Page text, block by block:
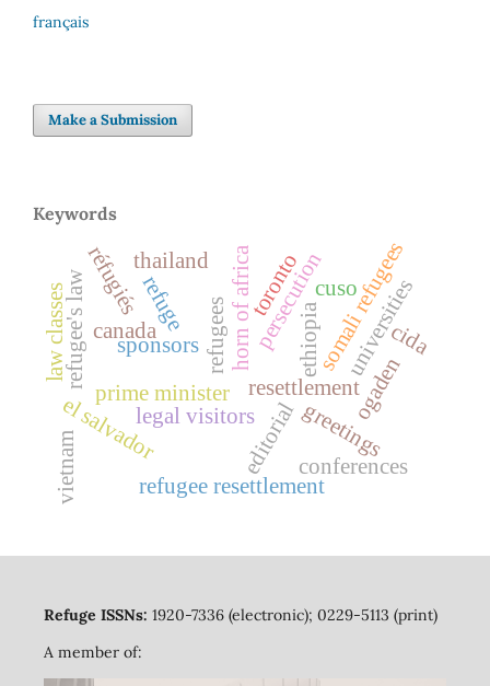
français
Make a Submission
Keywords
refuge refugees
resettlement
canada
editorial
prime minister
greetings
horn of africa ethiopia
ogaden
somali refugees
el salvadorlegal visitors
refugee resettlement
persecution
thailand toronto
conferences
cuso
vietnam
universities
cida
refugee's law
law classes sponsors
réfugiés
Refuge ISSNs: 1920-7336 (electronic); 0229-5113 (print)
A member of: